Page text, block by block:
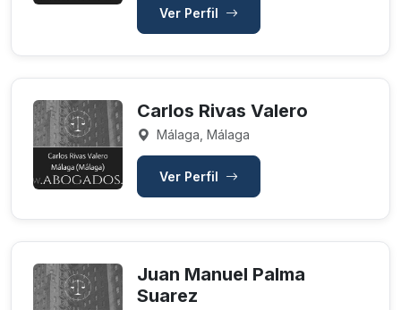
Ver Perfil
Carlos Rivas Valero
Málaga, Málaga
Ver Perfil
Juan Manuel Palma
Suarez